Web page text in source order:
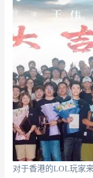
对于香港的LOL玩家